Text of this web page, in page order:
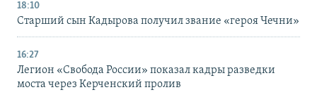
18:10
Старший сын Кадырова получил звание «героя Чечни»
16:27
Легион «Свобода России» показал кадры разведки
моста через Керченский пролив